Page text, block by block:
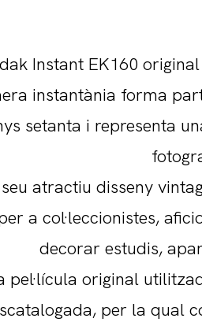
Instant EK160
instantània forma
setanta i representa
atractiu disseny
a col·leccionistes,
decorar estudis,
pel·lícula original
per la qual